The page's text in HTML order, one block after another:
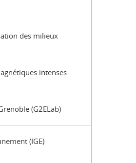
des milieux
intenses
(G2ELab)
(IGE)